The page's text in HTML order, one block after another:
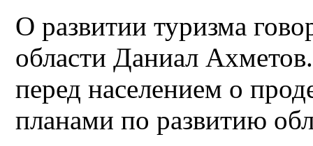
О развитии туризма
области Даниал
перед населением о
планами по развитию